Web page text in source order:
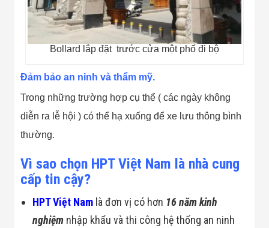
Bollard lắp đặt trước cửa một phố đi bộ
Đảm bảo an ninh và thẩm mỹ.
Trong những trường hợp cụ thể ( các ngày không
diễn ra lễ hội ) có thể hạ xuống để xe lưu thông bình
thường.
Vì sao chọn HPT Việt Nam là nhà cung
cấp tin cậy?
HPT Việt Nam là đơn vị có hơn 16 năm kinh
nghiệm nhập khẩu và thi công hệ thống an ninh